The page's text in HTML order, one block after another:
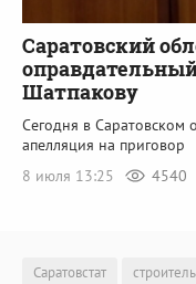
Саратовский
Шатпакову
Сегодня в Саратовском
апелляция на приговор
8 июля 13:25
4540
Саратовстат